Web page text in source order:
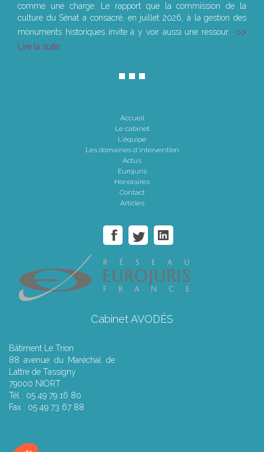
comme une charge. Le rapport que la commission de la
culture du Sénat a consacré, en juillet 2026, à la gestion des
monuments historiques invite à y voir aussi une ressour...
Lire la suite
Accueil
Le cabinet
L'équipe
Les domaines d'intervention
Actus
Eurojuris
Honoraires
Contact
Articles
Cabinet AVODÈS
Bâtiment Le Trion
88 avenue du Maréchal de
Lattre de Tassigny
79000 NIORT
Tél : 05 49 79 16 80
Fax : 05 49 73 67 88